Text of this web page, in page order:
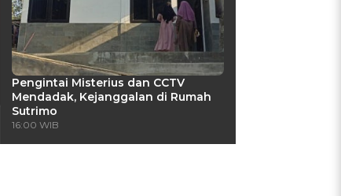
Pengintai Misterius dan CCTV
Mendadak, Kejanggalan di Rumah
Sutrimo
16:00 WIB